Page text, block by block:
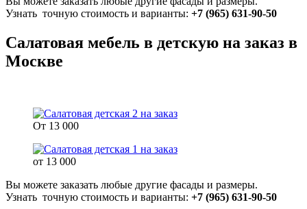
Узнать точную стоимость и варианты: +7 (965) 631-90-50
Салатовая мебель в детскую на заказ в
Москве
От 13 000
от 13 000
Вы можете заказать любые другие фасады и размеры.
Узнать точную стоимость и варианты: +7 (965) 631-90-50